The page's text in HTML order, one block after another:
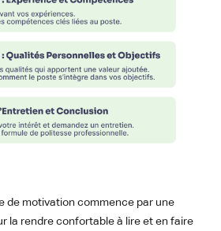
de motivation commence par une
la rendre confortable à lire et en faire